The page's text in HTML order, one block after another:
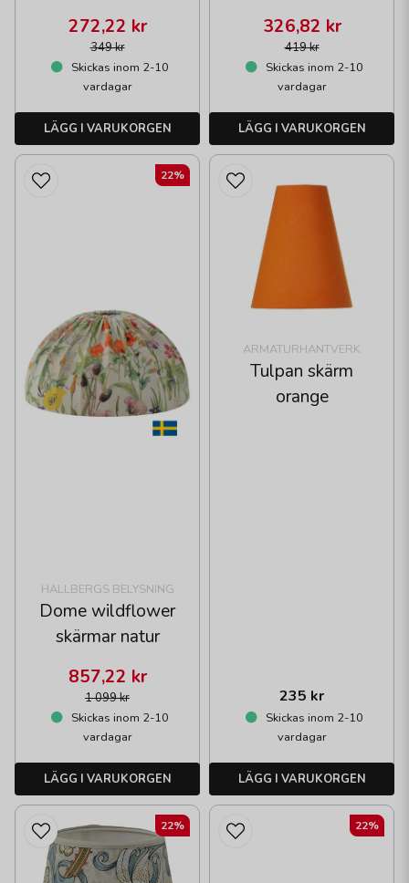
349 kr
272,22 kr
Skickas inom 2-10
vardagar
LÄGG I VARUKORGEN
419 kr
326,82 kr
Skickas inom 2-10
vardagar
LÄGG I VARUKORGEN
HALLBERGS BELYSNING
Dome wildflower
skärmar natur
1 099 kr
857,22 kr
Skickas inom 2-10
vardagar
LÄGG I VARUKORGEN
22%
ARMATURHANTVERK
Tulpan skärm
orange
235 kr
Skickas inom 2-10
vardagar
LÄGG I VARUKORGEN
22% 22%